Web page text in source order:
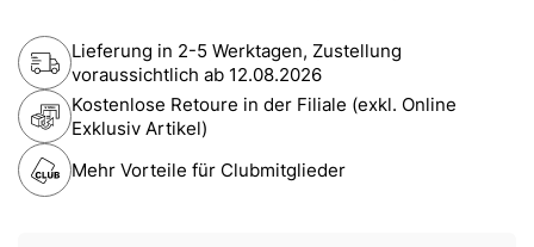
Lieferung in 2-5 Werktagen, Zustellung
voraussichtlich ab 12.08.2026
Kostenlose Retoure in der Filiale (exkl. Online
Exklusiv Artikel)
Mehr Vorteile für Clubmitglieder